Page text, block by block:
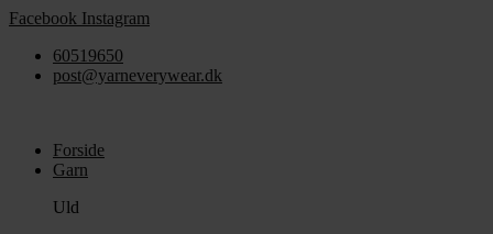
Videre
indhold
Facebook Instagram
60519650
post@yarneverywear.dk
Forside
Garn
Uld